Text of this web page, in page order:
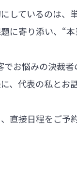
しているのは、
に寄り添い、“
お悩みの決裁者
、代表の私とお
直接日程をご予